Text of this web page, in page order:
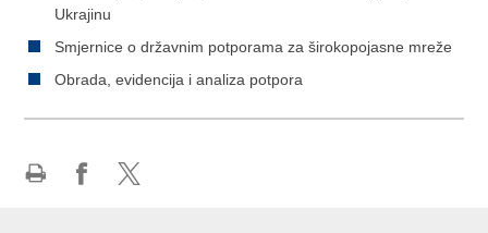
Ukrajinu
Smjernice o državnim potporama za širokopojasne mreže
Obrada, evidencija i analiza potpora